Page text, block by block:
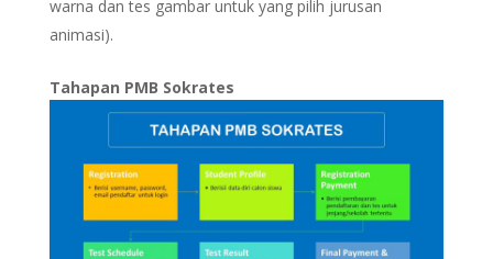
warna dan tes gambar untuk yang pilih jurusan
animasi).
Tahapan PMB Sokrates